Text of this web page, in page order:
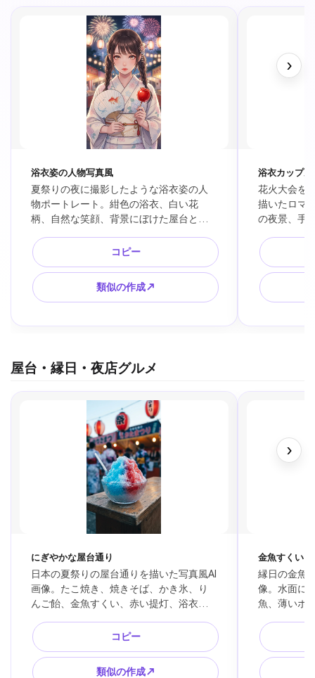
浴衣姿の人物写真風
夏祭りの夜に撮影したような浴衣姿の人
物ポートレート。紺色の浴衣、白い花
柄、自然な笑顔、背景にぼけた屋台と赤
質感、上品で清潔な写真風、SNSアイコ
ンやブログ素材向け。
コピー
類似の作成↗
浴衣カップル
花火大会を
描いたロマ
の夜景、手
ライティン
紙に合う縦
›
屋台・縁日・夜店グルメ
にぎやかな屋台通り
日本の夏祭りの屋台通りを描いた写真風AI
画像。たこ焼き、焼きそば、かき氷、り
んご飴、金魚すくい、赤い提灯、浴衣姿
景素材として使いやすい横長構図、文字
なし。
コピー
類似の作成↗
金魚すくい
縁日の金魚
像。水面に
魚、薄いポ
な美しさ、
やすい構図
›